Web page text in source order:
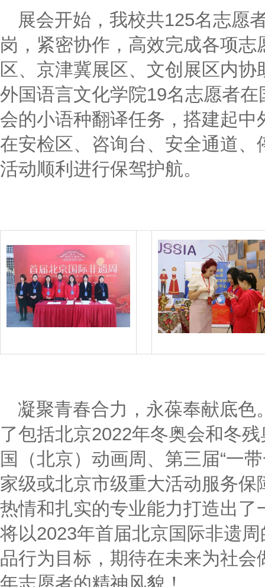
展会开始，我校共125名志愿
岗，紧密协作，高效完成各项
区、京津冀展区、文创展区内
外国语言文化学院19名志愿者
会的小语种翻译任务，搭建起
在安检区、咨询台、安全通道
活动顺利进行保驾护航。
凝聚青春合力，永葆奉献底
了包括北京2022年冬奥会和冬
国（北京）动画周、第三届“一
家级或北京市级重大活动服务
热情和扎实的专业能力打造出
将以2023年首届北京国际非遗
品行为目标，期待在未来为社